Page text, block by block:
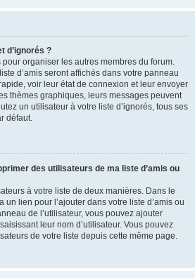
d’ignorés ?
organiser les autres membres du forum.
d’amis seront affichés dans votre panneau
voir leur état de connexion et leur envoyer
thèmes graphiques, leurs messages peuvent
un utilisateur à votre liste d’ignorés, tous ses
défaut.
des utilisateurs de ma liste d’amis ou
à votre liste de deux manières. Dans le
un lien pour l’ajouter dans votre liste d’amis ou
de l’utilisateur, vous pouvez ajouter
leur nom d’utilisateur. Vous pouvez
de votre liste depuis cette même page.